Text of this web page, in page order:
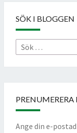
SÖK I BLOGGEN
Sök
PRENUMERERA
Ange din e-